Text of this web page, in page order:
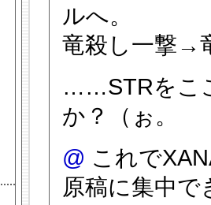
ルへ。
竜殺し一撃→
……STRをこ
か？（ぉ。
@ これで
原稿に集中で